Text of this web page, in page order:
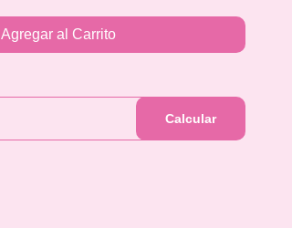
Agregar al Carrito
Calcular